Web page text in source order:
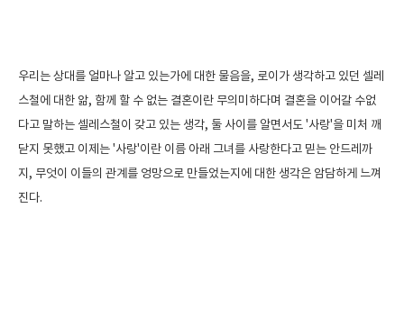
우리는 상대를 얼마나 알고 있는가에 대한 물음을, 로이가 생각하고 있던 셀레
스철에 대한 앎, 함께 할 수 없는 결혼이란 무의미하다며 결혼을 이어갈 수없
다고 말하는 셀레스철이 갖고 있는 생각, 둘 사이를 알면서도 '사랑'을 미처 깨
닫지 못했고 이제는 '사랑'이란 이름 아래 그녀를 사랑한다고 믿는 안드레까
지, 무엇이 이들의 관계를 엉망으로 만들었는지에 대한 생각은 암담하게 느껴
진다.